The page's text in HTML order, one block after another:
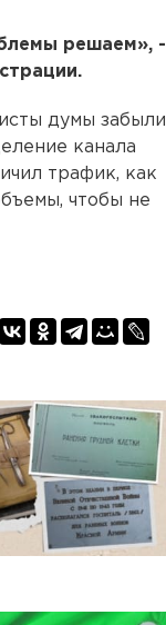
решаем», -
думы забыли
канала
трафик, как
чтобы не